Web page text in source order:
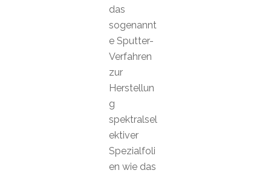
das
sogenannt
e Sputter-
Verfahren
zur
Herstellun
g
spektralsel
ektiver
Spezialfoli
en wie das